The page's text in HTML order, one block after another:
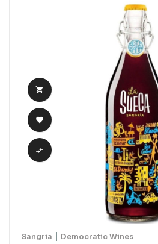
Sangria | Democratic Wines


